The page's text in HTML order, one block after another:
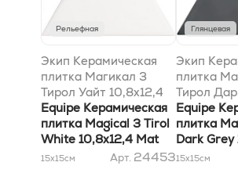
Рельефная
Экип Керамическая
плитка Магикал 3
Тирол Уайт 10,8х12,4
матовый
Equipe Керамическая
плитка Magical 3 Tirol
White 10,8х12,4 Mat
15x15см Арт. 24453
Глянцевая
Экип
плитка
Тирол
10,8x12,4
Equipe
плитка
Dark Grey
15x15см